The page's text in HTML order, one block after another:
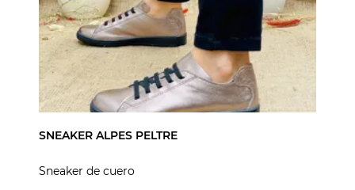
SNEAKER ALPES PELTRE
Sneaker de cuero